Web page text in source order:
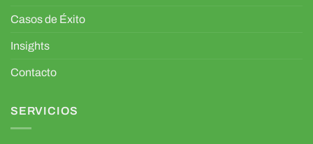
Casos de Éxito
Insights
Contacto
SERVICIOS